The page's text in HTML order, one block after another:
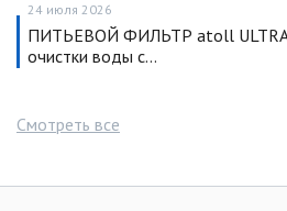
24 июля 2026
ПИТЬЕВОЙ ФИЛЬТР atoll ULTRA
очистки воды с…
Смотреть все